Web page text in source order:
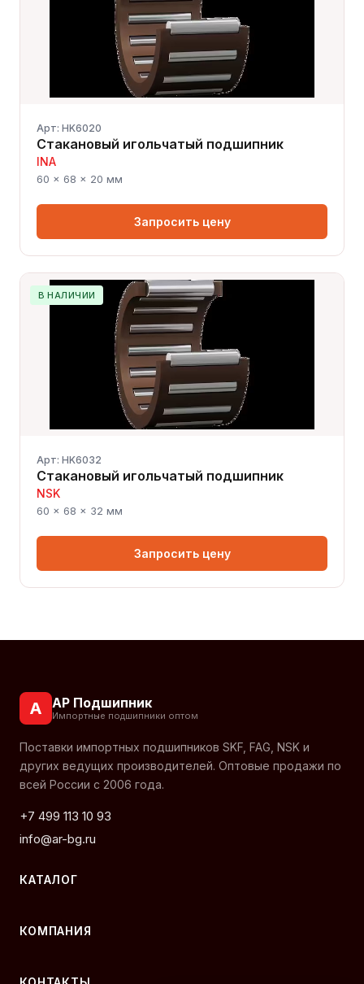
Арт: HK6020
Стакановый игольчатый подшипник
INA
60 × 68 × 20 мм
Запросить цену
В НАЛИЧИИ
Арт: HK6032
Стакановый игольчатый подшипник
NSK
60 × 68 × 32 мм
Запросить цену
А АР Подшипник
Импортные подшипники оптом
Поставки импортных подшипников SKF, FAG, NSK и
других ведущих производителей. Оптовые продажи по
всей России с 2006 года.
+7 499 113 10 93
info@ar-bg.ru
КАТАЛОГ
КОМПАНИЯ